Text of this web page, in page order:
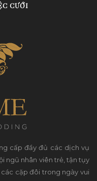
CƯỚI
cấp đầy đủ các dịch vụ
ngũ nhân viên trẻ, tận tụy
cặp đôi trong ngày vui